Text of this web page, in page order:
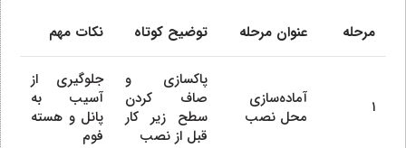
مرحله عنوان مرحله توضیح کوتاه نکات مهم
۱
آماده‌سازی
محل نصب
پاکسازی و
صاف کردن
سطح زیر کار
قبل از نصب
جلوگیری از
آسیب به
پانل و هسته
فوم